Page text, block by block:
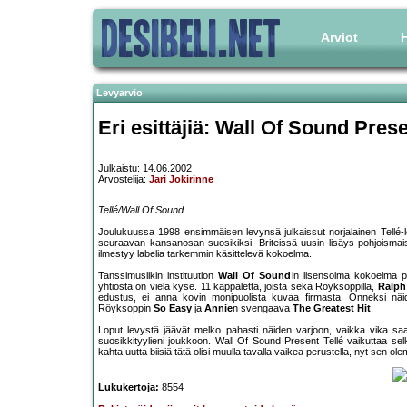
Arviot
Levyarvio
Eri esittäjiä: Wall Of Sound
Julkaistu: 14.06.2002
Arvostelija: Jari Jokirinne
Tellé/Wall Of Sound
Joulukuussa 1998 ensimmäisen levynsä julkaissut norjalainen
seuraavan kansanosan suosikiksi. Briteissä uusin lisäys
ilmestyy labelia tarkemmin käsittelevä kokoelma.
Tanssimusiikin instituutionWall Of Sound in lisensoima kokoelma
yhtiöstä on vielä kyse. 11 kappaletta, joista sekä Röyksoppilla,
edustus, ei anna kovin monipuolista kuvaa firmasta. Onneksi
Röyksoppin So Easy ja Annien svengaava The Greatest Hit.
Loput levystä jäävät melko pahasti näiden varjoon, vaikka vika
suosikkityylieni joukkoon. Wall Of Sound Present Tellé vaikuttaa
kahta uutta biisiä tätä olisi muulla tavalla vaikea perustella, nyt sen
Lukukertoja: 8554